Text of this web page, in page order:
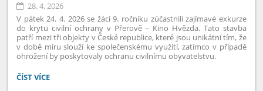
28. 4. 2026
V pátek 24. 4. 2026 se žáci 9. ročníku zúčastnili zajímavé exkurze
do krytu civilní ochrany v Přerově – Kino Hvězda. Tato stavba
patří mezi tři objekty v České republice, které jsou unikátní tím, že
v době míru slouží ke společenskému využití, zatímco v případě
ohrožení by poskytovaly ochranu civilnímu obyvatelstvu.
NÁVŠTĚVA
ČÍST VÍCE